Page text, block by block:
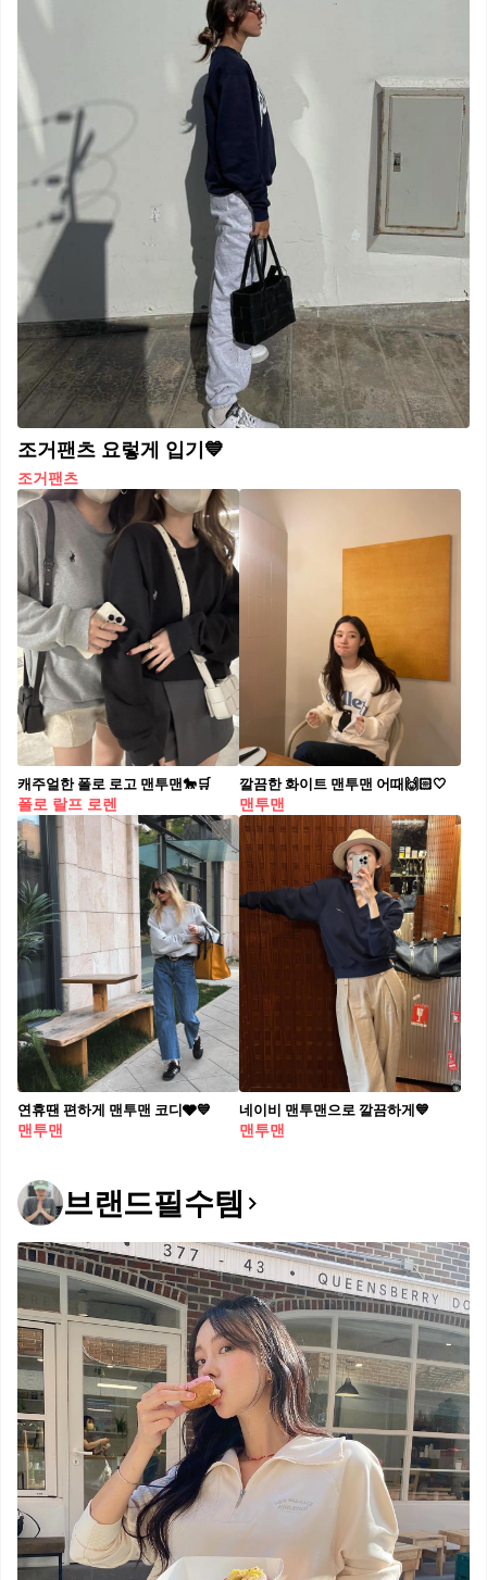
조거팬츠 요렇게 입기💙
조거팬츠
캐주얼한 폴로 로고 맨투맨🐎🛒
폴로 랄프 로렌
깔끔한 화이트 맨투맨 어때🙌🏻🤍
맨투맨
연휴땐 편하게 맨투맨 코디🩶💙
맨투맨
네이비 맨투맨으로 깔끔하게💙
맨투맨
브랜드필수템